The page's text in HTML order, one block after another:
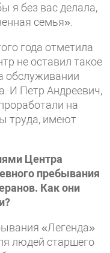
я без вас делала,
семья».
года отметила
не оставил такое
обслуживании
И Петр Андреевич,
на
труда, имеют
Центра
пребывания
Как они
«Легенда»
людей старшего